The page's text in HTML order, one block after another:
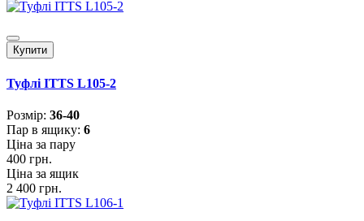
Купити
Туфлі ITTS L105-2
Розмiр: 36-40
Пар в ящику: 6
Ціна за пару
400 грн.
Ціна за ящик
2 400 грн.